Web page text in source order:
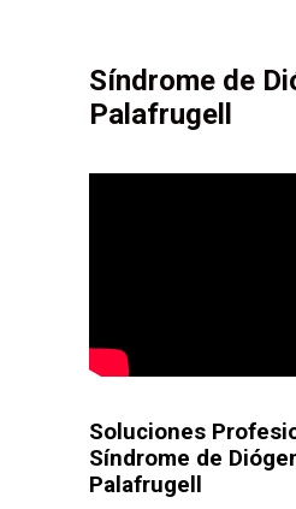
Síndrome de
Palafrugell
Soluciones
Síndrome de
Palafrugell